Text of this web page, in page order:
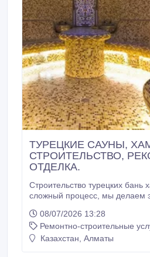
ТУРЕЦКИЕ САУНЫ,
СТРОИТЕЛЬСТВО,
ОТДЕЛКА.
Строительство турецких бань хамамов,
сложный процесс, мы делаем это
оказывая услуги в комплексе.
строительства турецкой бани
компании Вам необходимо
08/07/2026 13:28
Ремонтно-строительные
Казахстан, Алматы